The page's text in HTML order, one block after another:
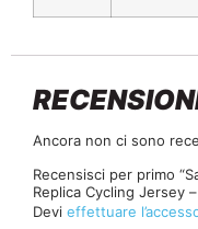
Ancora non ci sono
Recensisci per primo
Replica Cycling Jersey
Devi effettuare